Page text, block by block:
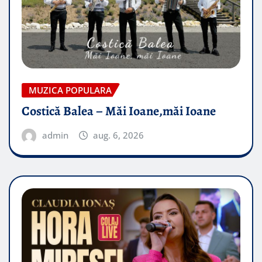
MUZICA POPULARA
Costică Balea – Măi Ioane,măi Ioane
admin aug. 6, 2026